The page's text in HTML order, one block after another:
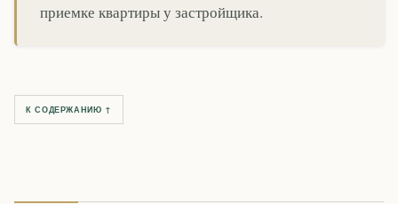
приемке квартиры у застройщика.
К СОДЕРЖАНИЮ ↑